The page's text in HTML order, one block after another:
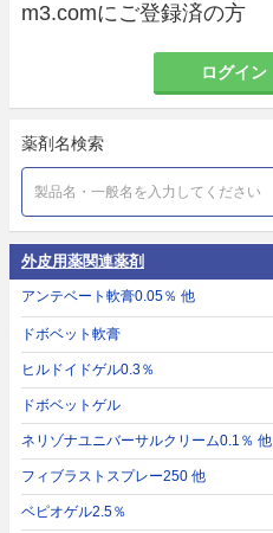
m3.comにご登録済の方
ログイン
薬剤名検索
外皮用薬関連薬剤
アンテベート軟膏0.05％ 他
ドボベット軟膏
ヒルドイドゲル0.3％
ドボベットゲル
ネリゾナユニバーサルクリーム0.1％ 他
フィブラストスプレー250 他
ベピオゲル2.5％